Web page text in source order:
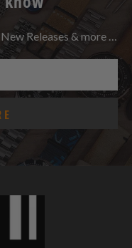
Releases & more …